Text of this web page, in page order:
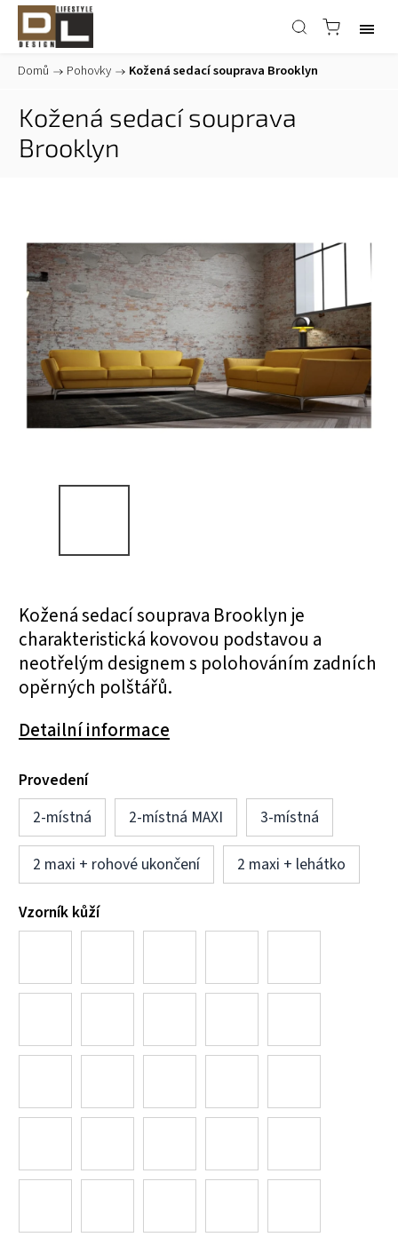
Domů / Pohovky / Kožená sedací souprava Brooklyn
Kožená sedací souprava
Brooklyn
Kožená sedací souprava Brooklyn je
charakteristická kovovou podstavou a
neotřelým designem s polohováním zadních
opěrných polštářů.
Detailní informace
Provedení
2-místná
2-místná MAXI 3-místná
2 maxi + rohové ukončení 2 maxi + lehátko
Vzorník kůží